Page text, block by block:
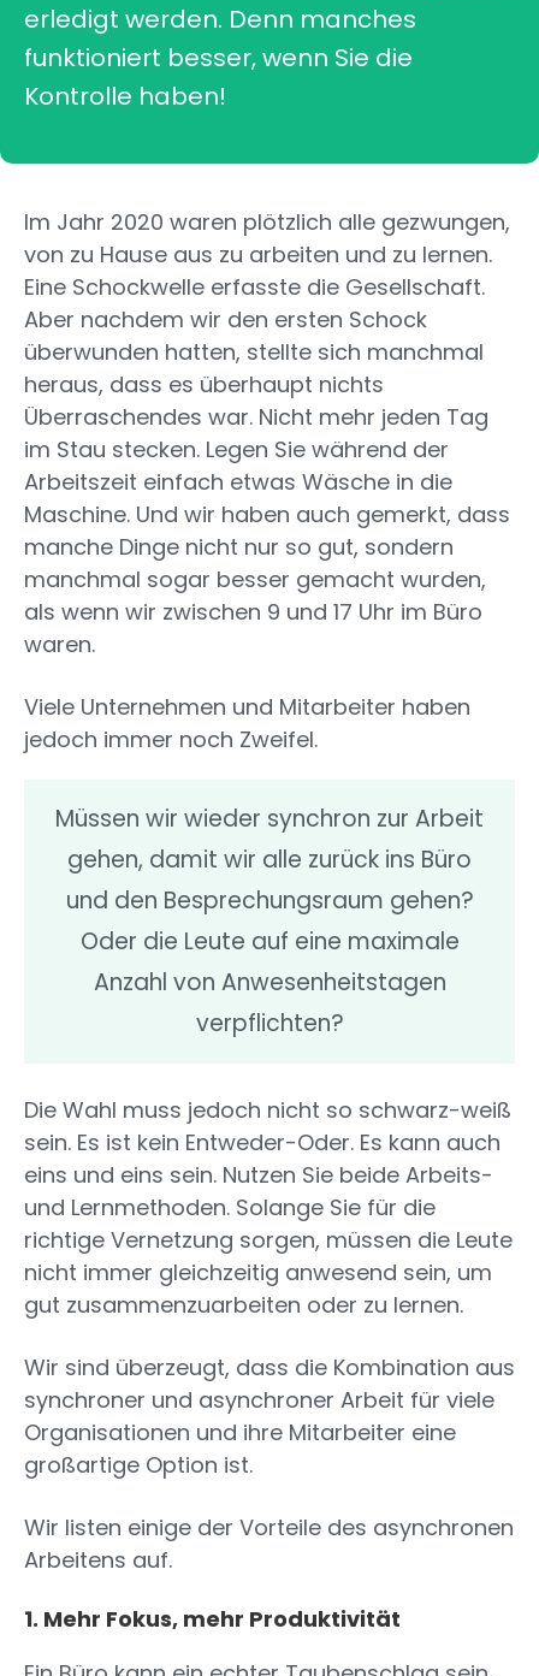
erledigt werden. Denn manches
funktioniert besser, wenn Sie die
Kontrolle haben!
Im Jahr 2020 waren plötzlich alle gezwungen,
von zu Hause aus zu arbeiten und zu lernen.
Eine Schockwelle erfasste die Gesellschaft.
Aber nachdem wir den ersten Schock
überwunden hatten, stellte sich manchmal
heraus, dass es überhaupt nichts
Überraschendes war. Nicht mehr jeden Tag
im Stau stecken. Legen Sie während der
Arbeitszeit einfach etwas Wäsche in die
Maschine. Und wir haben auch gemerkt, dass
manche Dinge nicht nur so gut, sondern
manchmal sogar besser gemacht wurden,
als wenn wir zwischen 9 und 17 Uhr im Büro
waren.
Viele Unternehmen und Mitarbeiter haben
jedoch immer noch Zweifel.
Müssen wir wieder synchron zur Arbeit
gehen, damit wir alle zurück ins Büro
und den Besprechungsraum gehen?
Oder die Leute auf eine maximale
Anzahl von Anwesenheitstagen
verpflichten?
Die Wahl muss jedoch nicht so schwarz-weiß
sein. Es ist kein Entweder-Oder. Es kann auch
eins und eins sein. Nutzen Sie beide Arbeits-
und Lernmethoden. Solange Sie für die
richtige Vernetzung sorgen, müssen die Leute
nicht immer gleichzeitig anwesend sein, um
gut zusammenzuarbeiten oder zu lernen.
Wir sind überzeugt, dass die Kombination aus
synchroner und asynchroner Arbeit für viele
Organisationen und ihre Mitarbeiter eine
großartige Option ist.
Wir listen einige der Vorteile des asynchronen
Arbeitens auf.
1. Mehr Fokus, mehr Produktivität